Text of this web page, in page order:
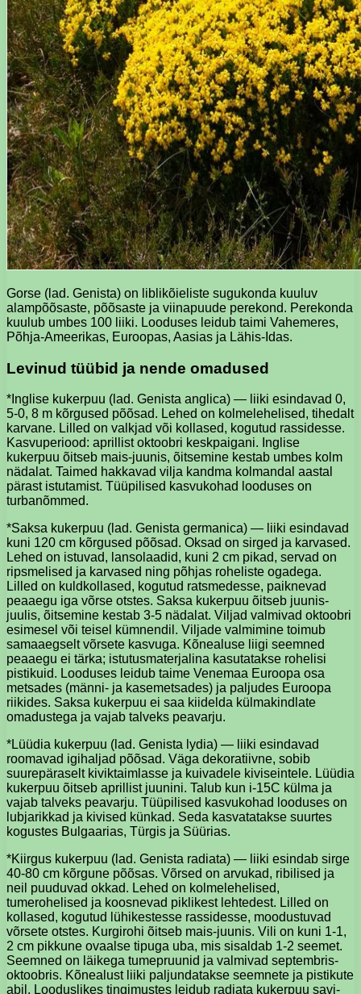
Gorse (lad. Genista) on liblikõieliste sugukonda kuuluv
alampõõsaste, põõsaste ja viinapuude perekond. Perekonda
kuulub umbes 100 liiki. Looduses leidub taimi Vahemeres,
Põhja-Ameerikas, Euroopas, Aasias ja Lähis-Idas.
Levinud tüübid ja nende omadused
*Inglise kukerpuu (lad. Genista anglica) — liiki esindavad 0,
5-0, 8 m kõrgused põõsad. Lehed on kolmelehelised, tihedalt
karvane. Lilled on valkjad või kollased, kogutud rassidesse.
Kasvuperiood: aprillist oktoobri keskpaigani. Inglise
kukerpuu õitseb mais-juunis, õitsemine kestab umbes kolm
nädalat. Taimed hakkavad vilja kandma kolmandal aastal
pärast istutamist. Tüüpilised kasvukohad looduses on
turbanõmmed.
*Saksa kukerpuu (lad. Genista germanica) — liiki esindavad
kuni 120 cm kõrgused põõsad. Oksad on sirged ja karvased.
Lehed on istuvad, lansolaadid, kuni 2 cm pikad, servad on
ripsmelised ja karvased ning põhjas roheliste ogadega.
Lilled on kuldkollased, kogutud ratsmedesse, paiknevad
peaaegu iga võrse otstes. Saksa kukerpuu õitseb juunis-
juulis, õitsemine kestab 3-5 nädalat. Viljad valmivad oktoobri
esimesel või teisel kümnendil. Viljade valmimine toimub
samaaegselt võrsete kasvuga. Kõnealuse liigi seemned
peaaegu ei tärka; istutusmaterjalina kasutatakse rohelisi
pistikuid. Looduses leidub taime Venemaa Euroopa osa
metsades (männi- ja kasemetsades) ja paljudes Euroopa
riikides. Saksa kukerpuu ei saa kiidelda külmakindlate
omadustega ja vajab talveks peavarju.
*Lüüdia kukerpuu (lad. Genista lydia) — liiki esindavad
roomavad igihaljad põõsad. Väga dekoratiivne, sobib
suurepäraselt kiviktaimlasse ja kuivadele kiviseintele. Lüüdia
kukerpuu õitseb aprillist juunini. Talub kun i-15C külma ja
vajab talveks peavarju. Tüüpilised kasvukohad looduses on
lubjarikkad ja kivised künkad. Seda kasvatatakse suurtes
kogustes Bulgaarias, Türgis ja Süürias.
*Kiirgus kukerpuu (lad. Genista radiata) — liiki esindab sirge
40-80 cm kõrgune põõsas. Võrsed on arvukad, ribilised ja
neil puuduvad okkad. Lehed on kolmelehelised,
tumerohelised ja koosnevad piklikest lehtedest. Lilled on
kollased, kogutud lühikestesse rassidesse, moodustuvad
võrsete otstes. Kurgirohi õitseb mais-juunis. Vili on kuni 1-1,
2 cm pikkune ovaalse tipuga uba, mis sisaldab 1-2 seemet.
Seemned on läikega tumepruunid ja valmivad septembris-
oktoobris. Kõnealust liiki paljundatakse seemnete ja pistikute
abil. Looduslikes tingimustes leidub radiata kukerpuu savi-